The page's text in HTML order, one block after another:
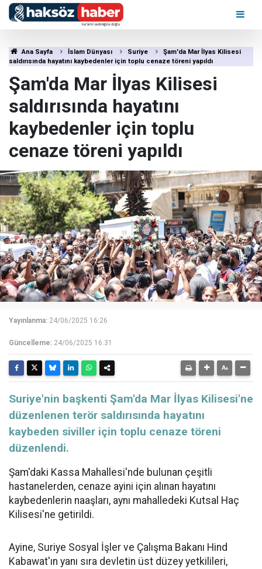
Ana Sayfa İslam Dünyası Suriye
Şam'da Mar İlyas Kilisesi
saldırısında hayatını kaybedenler için toplu cenaze töreni yapıldı
Şam'da Mar İlyas Kilisesi
saldırısında hayatını
kaybedenler için toplu
cenaze töreni yapıldı
Yayınlanma: 24/06/2025 16:26
Güncelleme: 24/06/2025 16:31
Suriye'nin başkenti Şam'da Mar İlyas Kilisesi'ne
düzenlenen terör saldırısında hayatını
kaybeden siviller için toplu cenaze töreni
düzenlendi.
Şam'daki Kassa Mahallesi'nde bulunan çeşitli
hastanelerden, cenaze ayini için alınan hayatını
kaybedenlerin naaşları, aynı mahalledeki Kutsal Haç
Kilisesi'ne getirildi.
Ayine, Suriye Sosyal İşler ve Çalışma Bakanı Hind
Kabawat'ın yanı sıra devletin üst düzey yetkilileri,